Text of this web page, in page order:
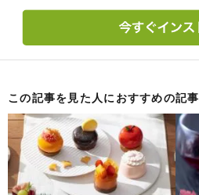
この記事を見た人におすすめの記事